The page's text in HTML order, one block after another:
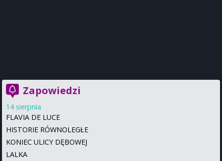
Zapowiedzi
14 sierpnia
FLAVIA DE LUCE
HISTORIE RÓWNOLEGŁE
KONIEC ULICY DĘBOWEJ
LALKA